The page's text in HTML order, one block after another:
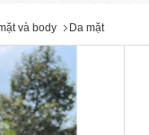
và body Da mặt